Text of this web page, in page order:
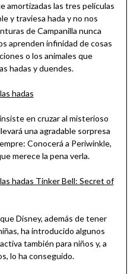
amortizadas las tres películas
y traviesa hada y no nos
de Campanilla nunca
aprenden infinidad de cosas
o los animales que
hadas y duendes.
en cruzar al misterioso
una agradable sorpresa
Conocerá a Periwinkle,
merece la pena verla.
Disney, además de tener
ha introducido algunos
también para niños y, a
lo ha conseguido.